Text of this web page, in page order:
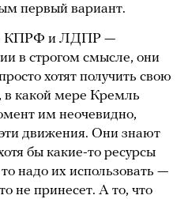
первый вариант.
КПРФ и ЛДПР —
в строгом смысле, они
хотят получить свою
в какой мере Кремль
им неочевидно,
движения. Они знают
бы какие-то ресурсы
надо их использовать —
не принесет. А то, что